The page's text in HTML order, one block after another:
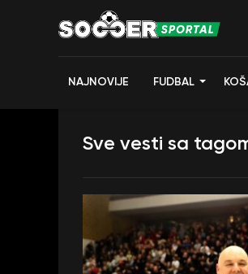
NAJNOVIJE FUDBAL
Sve vesti sa